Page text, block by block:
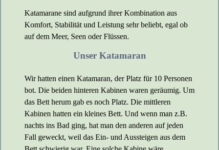
Katamarane sind aufgrund ihrer Kombination aus
Komfort, Stabilität und Leistung sehr beliebt, egal ob
auf dem Meer, Seen oder Flüssen.
Unser Katamaran
Wir hatten einen Katamaran, der Platz für 10 Personen
bot. Die beiden hinteren Kabinen waren geräumig. Um
das Bett herum gab es noch Platz. Die mittleren
Kabinen hatten ein kleines Bett. Und wenn man z.B.
nachts ins Bad ging, hat man den anderen auf jeden
Fall geweckt, weil das Ein- und Aussteigen aus dem